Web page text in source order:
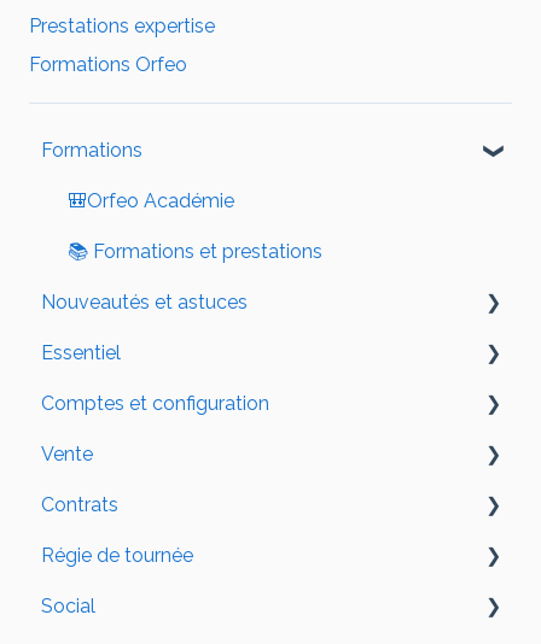
Prestations expertise
Formations Orfeo
Formations
🎒Orfeo Académie
📚 Formations et prestations
Nouveautés et astuces
Nouveautés
Astuces
Essentiel
📕 Annuaire
✔️ Tâches et notes
📆 Calendrier
📄 Projet
📖 Annuaire de salariés
Comptes et configuration
👤 Profil
🏢 Organisation
👥 Gestion des utilisateurs
📨 Synchronisation de l'e-mail
Vente
📧 Campagnes e-mailing
Contrats
📝 Contrat de vente
📑 Signature électronique
Régie de tournée
👥 Distribution
Social